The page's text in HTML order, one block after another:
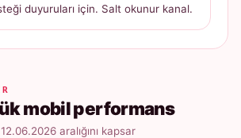
duyuruları için. Salt okunur kanal.
mobil performans
aralığını kapsar